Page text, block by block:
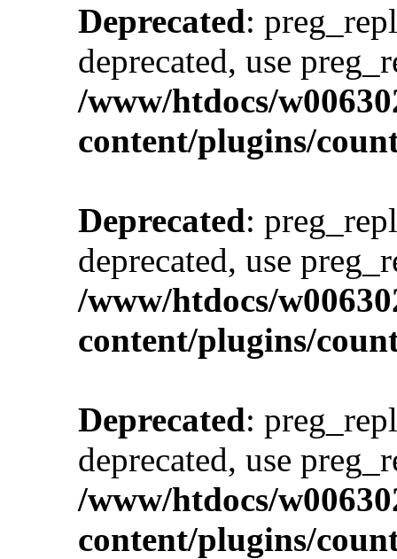
Deprecated:
deprecated, use
/www/htdocs/
content/plugins/
Deprecated:
deprecated, use
/www/htdocs/
content/plugins/
Deprecated:
deprecated, use
/www/htdocs/
content/plugins/